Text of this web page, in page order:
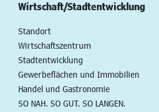
Wirtschaft/Stadtentwicklung
Standort
Wirtschaftszentrum
Stadtentwicklung
Gewerbeflächen und Immobilien
Handel und Gastronomie
SO NAH. SO GUT. SO LANGEN.